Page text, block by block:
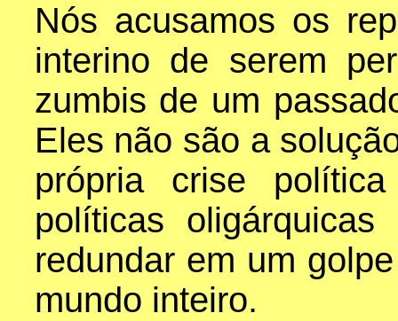
Nós acusamos os
interino de serem
zumbis de um
Eles não são a
própria crise
políticas
redundar em um
mundo inteiro.